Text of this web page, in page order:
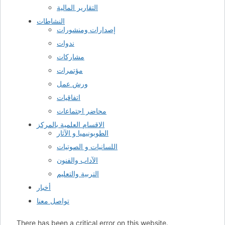
التقارير المالية
النشاطات
إصدارات ومنشورات
ندوات
مشاركات
مؤتمرات
ورش عمل
اتفاقيات
محاضر اجتماعات
الاقسام العلمية بالمركز
الطوبونيميا و الآثار
اللسانيات و الصوتيات
الآداب والفنون
التربية والتعليم
أخبار
تواصل معنا
There has been a critical error on this website.